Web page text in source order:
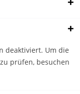
deaktiviert. Um die
prüfen, besuchen